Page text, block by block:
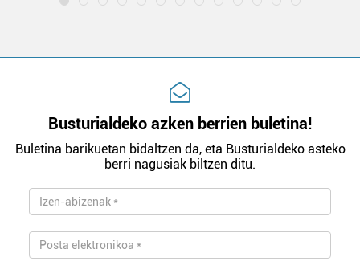
Busturialdeko azken berrien buletina!
Buletina barikuetan bidaltzen da, eta Busturialdeko asteko
berri nagusiak biltzen ditu.